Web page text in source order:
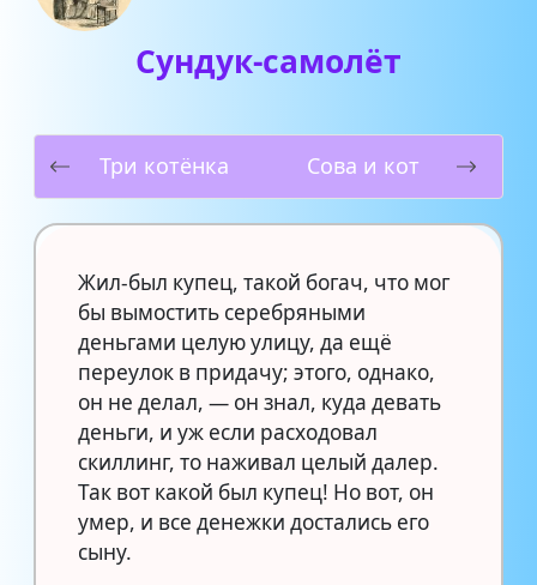
Сундук-самолёт
Три котёнка Сова и кот
Жил-был купец, такой богач, что мог
бы вымостить серебряными
деньгами целую улицу, да ещё
переулок в придачу; этого, однако,
он не делал, — он знал, куда девать
деньги, и уж если расходовал
скиллинг, то наживал целый далер.
Так вот какой был купец! Но вот, он
умер, и все денежки достались его
сыну.